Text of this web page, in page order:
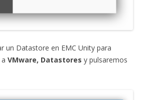
un Datastore en EMC Unity para
VMware, Datastores y pulsaremos